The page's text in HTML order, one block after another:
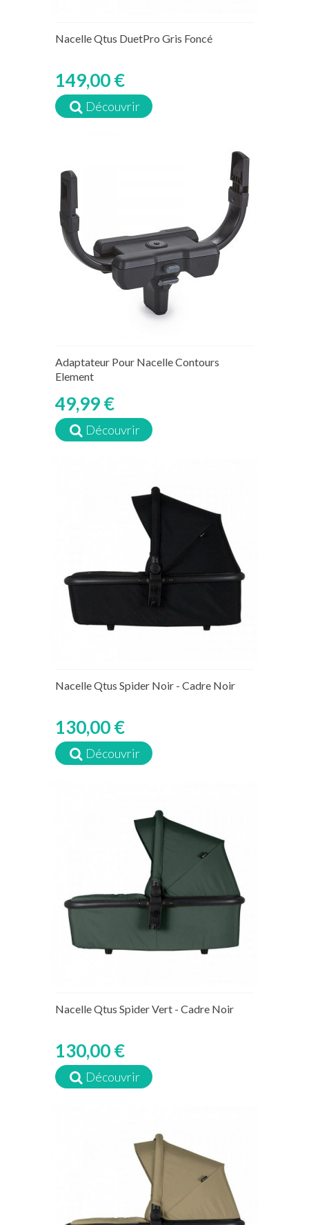
Nacelle Qtus DuetPro Gris Foncé
149,00 €
Découvrir
Adaptateur Pour Nacelle Contours
Element
49,99 €
Découvrir
Nacelle Qtus Spider Noir - Cadre Noir
130,00 €
Découvrir
Nacelle Qtus Spider Vert - Cadre Noir
130,00 €
Découvrir